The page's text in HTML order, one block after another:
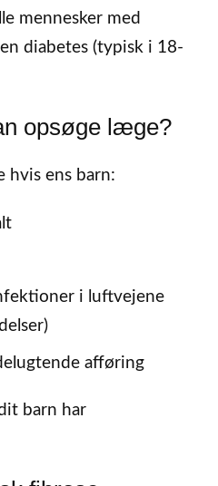
mennesker med
diabetes (typisk i 18-
opsøge læge?
hvis ens barn:
i luftvejene
afføring
barn har